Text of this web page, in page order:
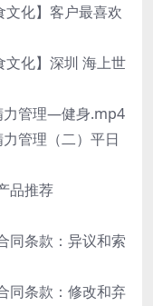
化】客户最喜欢
文化】深圳 海上世
力管理—健身.mp4
管理（二）平日
品推荐
同条款：异议和索
同条款：修改和弃